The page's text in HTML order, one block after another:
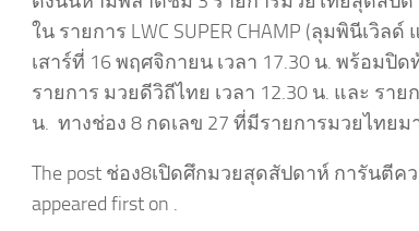
ใน รายการ LWC SUPER CHAMP (ลุมพินีเวิ
เสาร์ที่ 16 พฤศจิกายน เวลา 17.30 น. พร้อม
รายการ มวยดีวิถีไทย เวลา 12.30 น. และ รายก
น. ทางช่อง 8 กดเลข 27 ที่มีรายการมวยไทยม
The post ช่อง8เปิดศึกมวยสุดสัปดาห์ การันตี
appeared first on .